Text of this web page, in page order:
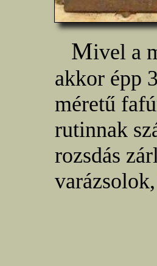
Mivel a
akkor épp
méretű
rutinnak
rozsdás